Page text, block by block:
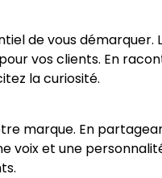
de vous démarquer.
vos clients. En
la curiosité.
marque. En
voix et une